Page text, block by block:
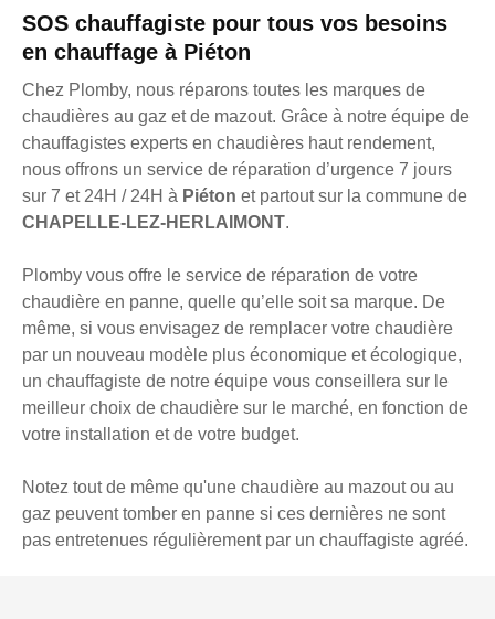
SOS chauffagiste pour tous vos besoins
en chauffage à Piéton
Chez Plomby, nous réparons toutes les marques de
chaudières au gaz et de mazout. Grâce à notre équipe de
chauffagistes experts en chaudières haut rendement,
nous offrons un service de réparation d’urgence 7 jours
sur 7 et 24H / 24H à Piéton et partout sur la commune de
CHAPELLE-LEZ-HERLAIMONT.
Plomby vous offre le service de réparation de votre
chaudière en panne, quelle qu’elle soit sa marque. De
même, si vous envisagez de remplacer votre chaudière
par un nouveau modèle plus économique et écologique,
un chauffagiste de notre équipe vous conseillera sur le
meilleur choix de chaudière sur le marché, en fonction de
votre installation et de votre budget.
Notez tout de même qu'une chaudière au mazout ou au
gaz peuvent tomber en panne si ces dernières ne sont
pas entretenues régulièrement par un chauffagiste agréé.